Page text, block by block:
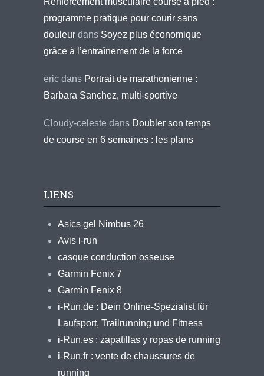
programme pratique pour courir sans
douleur dans Soyez plus économique
grâce à l’entraînement de la force
eric dans Portrait de marathonienne :
Barbara Sanchez, multi-sportive
Cloudy-celeste dans Doubler son temps
de course en 6 semaines : les plans
LIENS
Asics gel Nimbus 26
Avis i-run
casque conduction osseuse
Garmin Fenix 7
Garmin Fenix 8
i-Run.de : Dein Online-Spezialist für
Laufsport, Trailrunning und Fitness
i-Run.es : zapatillas y ropas de running
i-Run.fr : vente de chaussures de
running